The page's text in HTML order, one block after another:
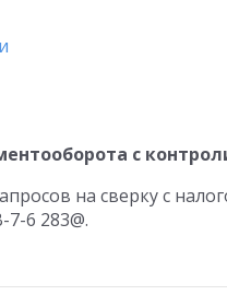
с
на сверку с
6 283@.